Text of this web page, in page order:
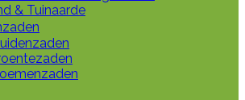
& Tuinaarde